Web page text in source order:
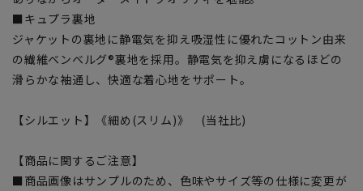
■キュプラ裏地
ジャケットの裏地に静電気を抑え吸湿性に優れたコットン由来
の繊維ベンベルグ®裏地を採用。静電気を抑え虜になるほどの
滑らかな袖通し、快適な着心地をサポート。
【シルエット】《細め(スリム)》 (当社比)
【商品に関するご注意】
■商品画像はサンプルのため、色味やサイズ等の仕様に変更が